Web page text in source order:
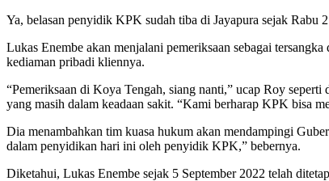
Ya, belasan penyidik KPK sudah tiba di Jayapura sejak Rabu
Lukas Enembe akan menjalani pemeriksaan sebagai
kediaman pribadi kliennya.
“Pemeriksaan di Koya Tengah, siang nanti,” ucap Roy
yang masih dalam keadaan sakit. “Kami berharap KPK bisa
Dia menambahkan tim kuasa hukum akan mendampingi
dalam penyidikan hari ini oleh penyidik KPK,” bebernya.
Diketahui, Lukas Enembe sejak 5 September 2022 telah